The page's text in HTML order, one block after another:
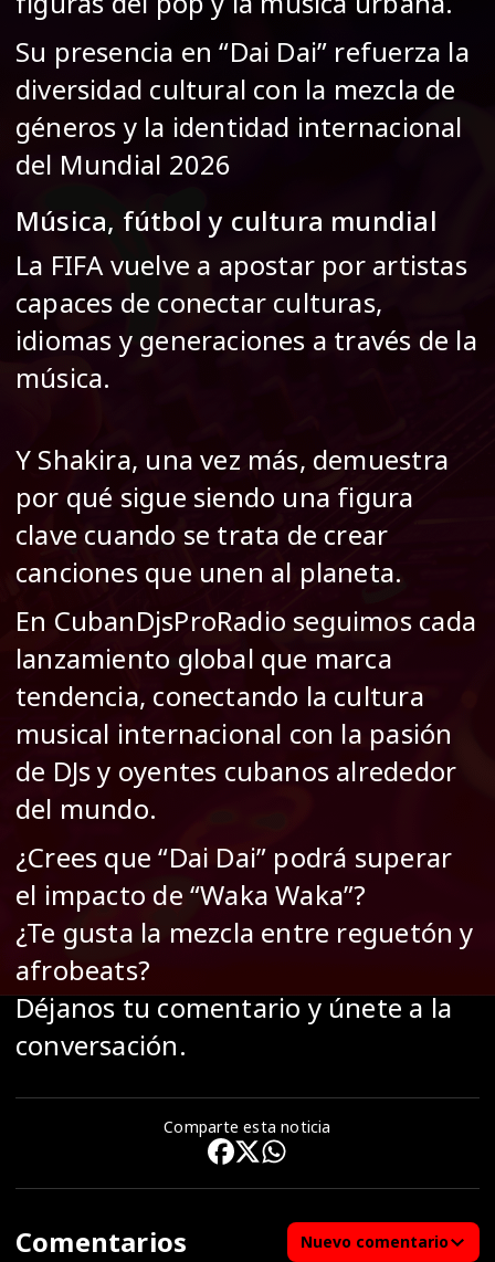
Su presencia en “Dai Dai” refuerza la
diversidad cultural con la mezcla de
géneros y la identidad internacional
del Mundial 2026
Música, fútbol y cultura mundial
La FIFA vuelve a apostar por artistas
capaces de conectar culturas,
idiomas y generaciones a través de la
música.
Y Shakira, una vez más, demuestra
por qué sigue siendo una figura
clave cuando se trata de crear
canciones que unen al planeta.
En CubanDjsProRadio seguimos cada
lanzamiento global que marca
tendencia, conectando la cultura
musical internacional con la pasión
de DJs y oyentes cubanos alrededor
del mundo.
¿Crees que “Dai Dai” podrá superar
el impacto de “Waka Waka”?
¿Te gusta la mezcla entre reguetón y
afrobeats?
Déjanos tu comentario y únete a la
conversación.
Comparte esta noticia
Comentarios Nuevo comentario